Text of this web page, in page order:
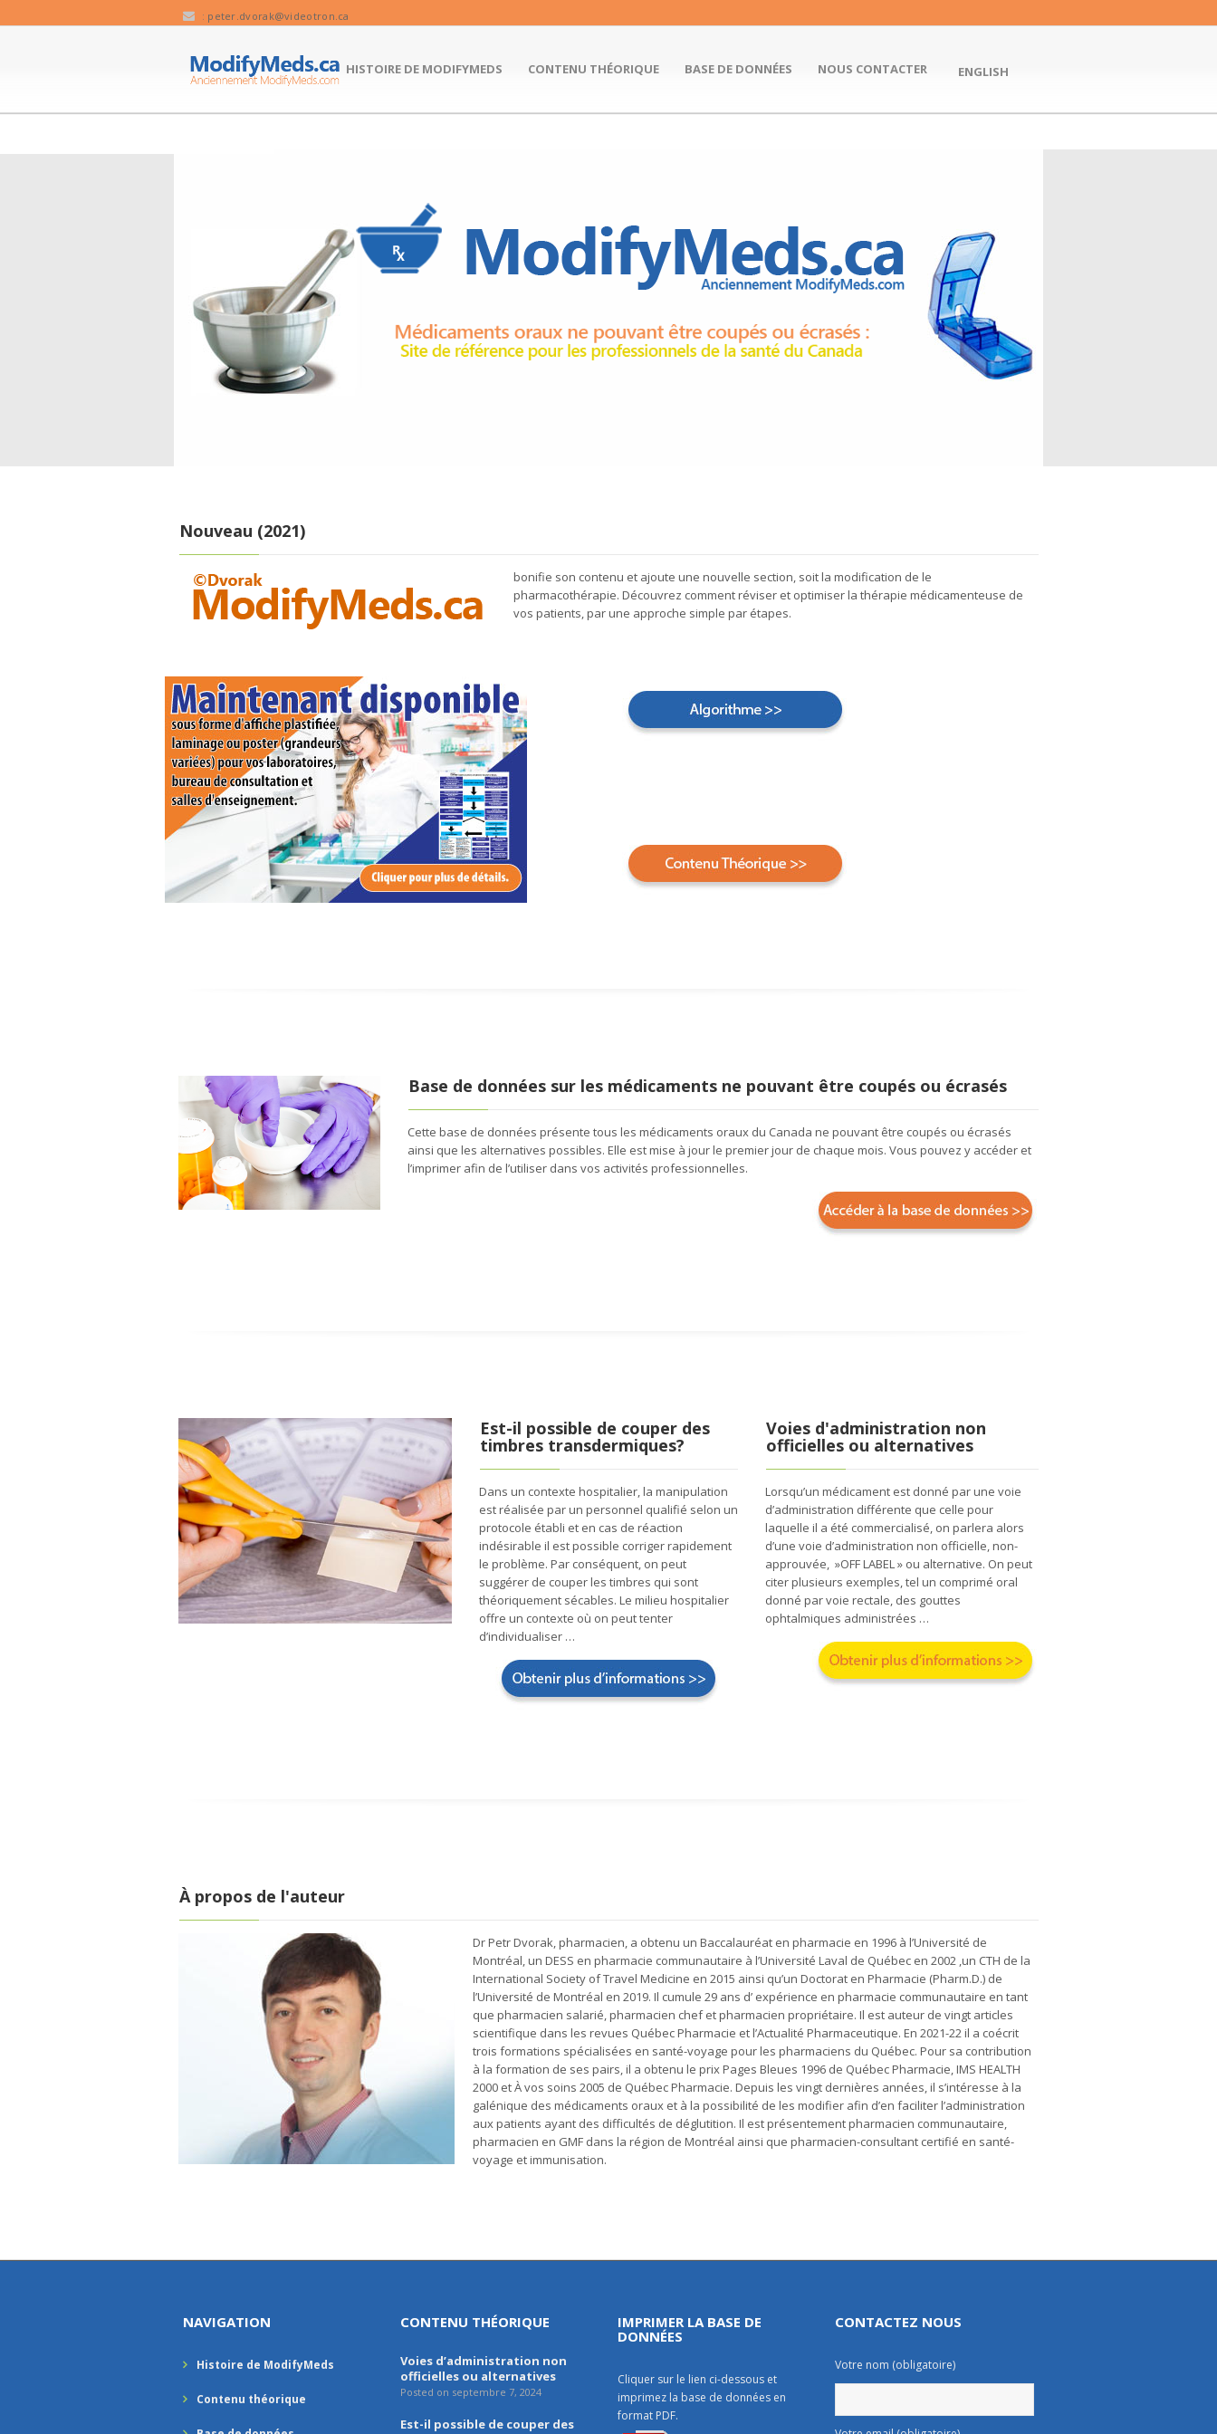
: peter.dvorak@videotron.ca
HISTOIRE DE MODIFYMEDS CONTENU THÉORIQUE BASE DE DONNÉES NOUS CONTACTER ENGLISH
Nouveau (2021)
bonifie son contenu et ajoute une nouvelle section, soit la modification de le
pharmacothérapie. Découvrez comment réviser et optimiser la thérapie médicamenteuse de
vos patients, par une approche simple par étapes.
Base de données sur les médicaments ne pouvant être coupés ou écrasés
Cette base de données présente tous les médicaments oraux du Canada ne pouvant être coupés ou écrasés
ainsi que les alternatives possibles. Elle est mise à jour le premier jour de chaque mois. Vous pouvez y accéder et
l’imprimer afin de l’utiliser dans vos activités professionnelles.
Est-il possible de couper des
timbres transdermiques?
Dans un contexte hospitalier, la manipulation
est réalisée par un personnel qualifié selon un
protocole établi et en cas de réaction
indésirable il est possible corriger rapidement
le problème. Par conséquent, on peut
suggérer de couper les timbres qui sont
théoriquement sécables. Le milieu hospitalier
offre un contexte où on peut tenter
d’individualiser …
Voies d'administration non
officielles ou alternatives
Lorsqu’un médicament est donné par une voie
d’administration différente que celle pour
laquelle il a été commercialisé, on parlera alors
d’une voie d’administration non officielle, non-
approuvée, »OFF LABEL » ou alternative. On peut
citer plusieurs exemples, tel un comprimé oral
donné par voie rectale, des gouttes
ophtalmiques administrées …
À propos de l'auteur
Dr Petr Dvorak, pharmacien, a obtenu un Baccalauréat en pharmacie en 1996 à l’Université de
Montréal, un DESS en pharmacie communautaire à l’Université Laval de Québec en 2002 ,un CTH de la
International Society of Travel Medicine en 2015 ainsi qu’un Doctorat en Pharmacie (Pharm.D.) de
l’Université de Montréal en 2019. Il cumule 29 ans d’ expérience en pharmacie communautaire en tant
que pharmacien salarié, pharmacien chef et pharmacien propriétaire. Il est auteur de vingt articles
scientifique dans les revues Québec Pharmacie et l’Actualité Pharmaceutique. En 2021-22 il a coécrit
trois formations spécialisées en santé-voyage pour les pharmaciens du Québec. Pour sa contribution
à la formation de ses pairs, il a obtenu le prix Pages Bleues 1996 de Québec Pharmacie, IMS HEALTH
2000 et À vos soins 2005 de Québec Pharmacie. Depuis les vingt dernières années, il s’intéresse à la
galénique des médicaments oraux et à la possibilité de les modifier afin d’en faciliter l’administration
aux patients ayant des difficultés de déglutition. Il est présentement pharmacien communautaire,
pharmacien en GMF dans la région de Montréal ainsi que pharmacien-consultant certifié en santé-
voyage et immunisation.
NAVIGATION
Histoire de ModifyMeds
Contenu théorique
CONTENU THÉORIQUE
Voies d’administration non
officielles ou alternatives
Posted on septembre 7, 2024
Est-il possible de couper des
IMPRIMER LA BASE DE
DONNÉES
Cliquer sur le lien ci-dessous et
imprimez la base de données en
format PDF.
CONTACTEZ NOUS
Votre nom (obligatoire)